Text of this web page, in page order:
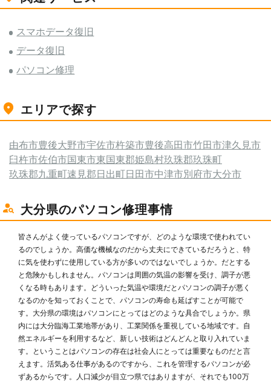
スマホデータ復旧
データ復旧
パソコン修理
エリアで探す
由布市豊後大野市宇佐市杵築市豊後高田市竹田市津久見市
臼杵市佐伯市国東市東国東郡姫島村玖珠郡玖珠町
玖珠郡九重町速見郡日出町日田市中津市別府市大分市
大分県のパソコン修理事情
皆さんがよく使っているパソコンですが、どのような環境で使われてい
るのでしょうか。高価な機械なのだから丈夫にできているだろうと、特
に気を使わずに使用している方が多いのではないでしょうか。だとする
と危険かもしれません。パソコンは周囲の気温の影響を受け、調子が悪
くなる時もあります。どういった気温や環境だとパソコンの調子が悪く
なるのかを知っておくことで、パソコンの寿命も延ばすことが可能で
す。大分県の環境はパソコンにとってはどのような具合でしょうか。県
内には大分臨海工業地帯があり、工業関係を重視している地域です。自
然エネルギーを利用するなど、新しい技術はどんどんと取り入れていま
す。ということはパソコンの存在は社会人にとっては重要なものだと言
えます。活気ある仕事があるのですから、これを管理するパソコンが必
ずあるからです。人口減少が目立つ県ではありますが、それでも100万